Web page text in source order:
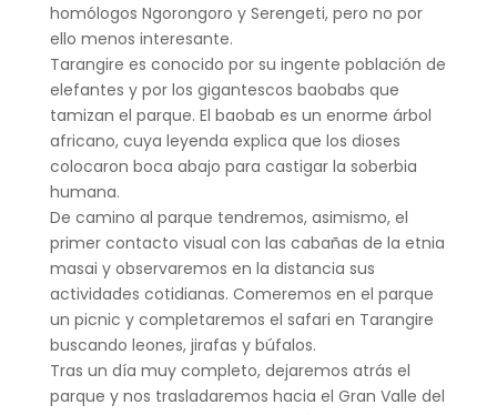
homólogos Ngorongoro y Serengeti, pero no por
ello menos interesante.
Tarangire es conocido por su ingente población de
elefantes y por los gigantescos baobabs que
tamizan el parque. El baobab es un enorme árbol
africano, cuya leyenda explica que los dioses
colocaron boca abajo para castigar la soberbia
humana.
De camino al parque tendremos, asimismo, el
primer contacto visual con las cabañas de la etnia
masai y observaremos en la distancia sus
actividades cotidianas. Comeremos en el parque
un picnic y completaremos el safari en Tarangire
buscando leones, jirafas y búfalos.
Tras un día muy completo, dejaremos atrás el
parque y nos trasladaremos hacia el Gran Valle del